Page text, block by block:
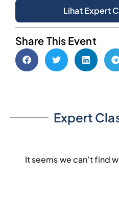
Lihat Expert
Share This Event
Expert
It seems we can’t find